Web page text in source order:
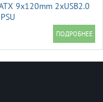
9x120mm 2xUSB2.0